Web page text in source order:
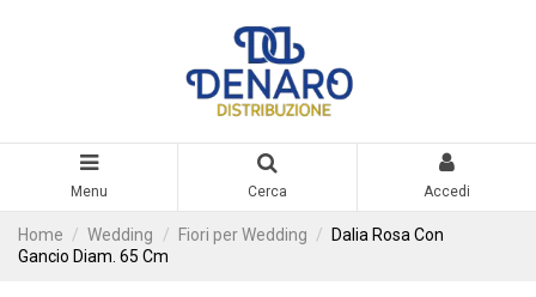
Menu Cerca Accedi
Home Wedding Fiori per Wedding
Dalia Rosa Con
Gancio Diam. 65 Cm